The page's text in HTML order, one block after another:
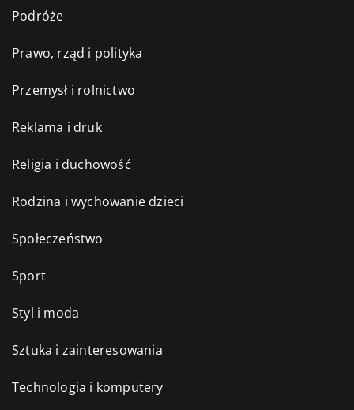
Podróże
Prawo, rząd i polityka
Przemysł i rolnictwo
Reklama i druk
Religia i duchowość
Rodzina i wychowanie dzieci
Społeczeństwo
Sport
Styl i moda
Sztuka i zainteresowania
Technologia i komputery